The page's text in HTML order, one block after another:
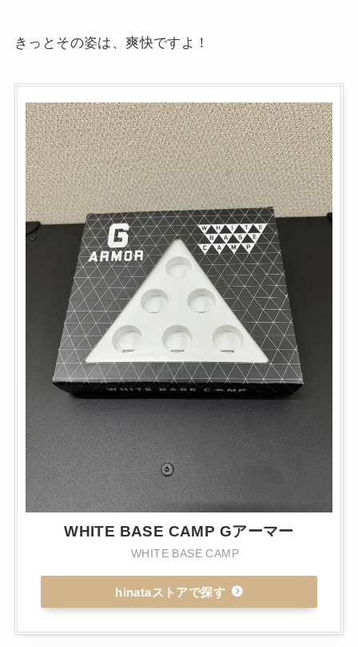
きっとその姿は、爽快ですよ！
WHITE BASE CAMP Gアーマー
WHITE BASE CAMP
hinataストア